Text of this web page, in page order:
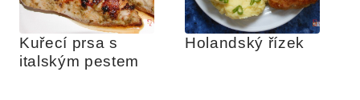
Kuřecí prsa s
italským pestem
Holandský řízek